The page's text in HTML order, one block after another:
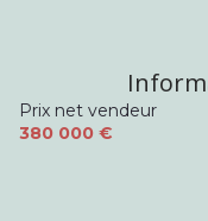
Couloir
Prix net vendeur
380 000 €